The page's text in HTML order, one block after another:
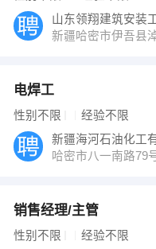
山东领翔建筑安装
新疆哈密市伊吾县
电焊工
性别不限 经验不限
新疆海河石油化工
哈密市八一南路79
销售经理/主管
性别不限 经验不限